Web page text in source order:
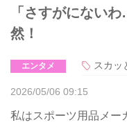
「さすがにない
然！
エンタメ スカッ
2026/05/06 09:15
私はスポーツ用品メー